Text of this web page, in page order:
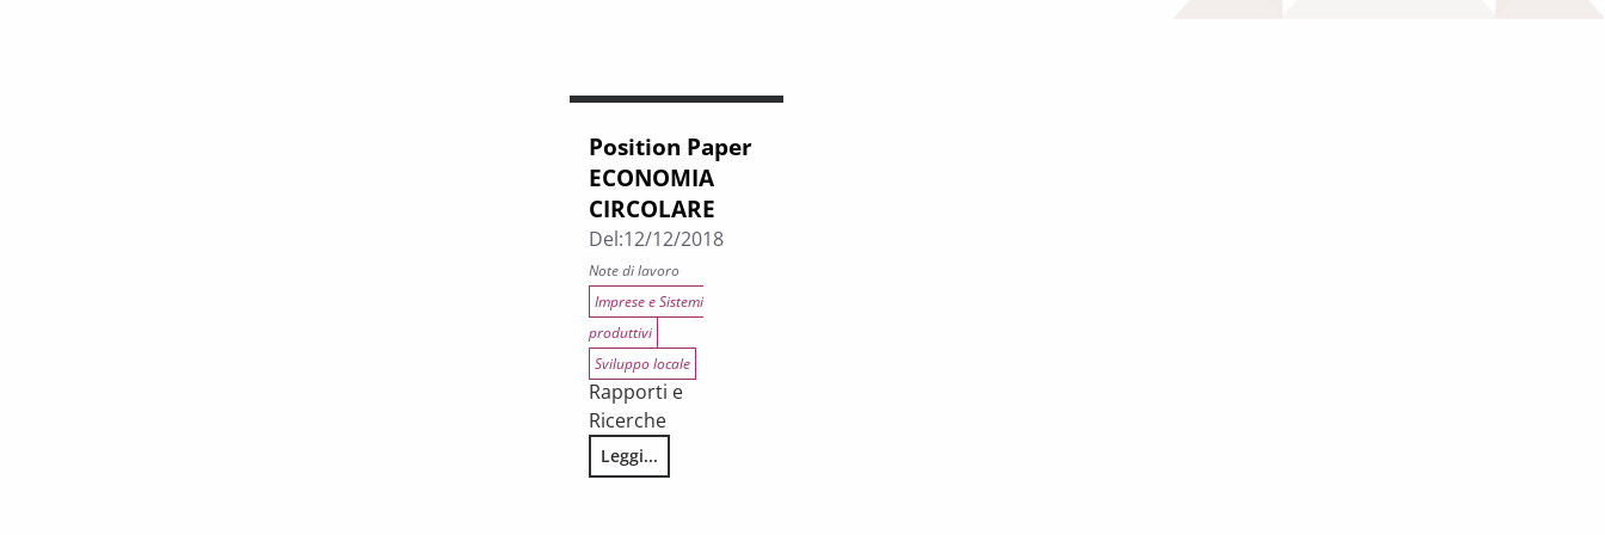
Position Paper
ECONOMIA
CIRCOLARE
Del:12/12/2018
Note di lavoro
Imprese e Sistemi
produttivi
Sviluppo locale
Rapporti e
Ricerche
Leggi...
Position Paper ECONOMIA CIRCOLARE